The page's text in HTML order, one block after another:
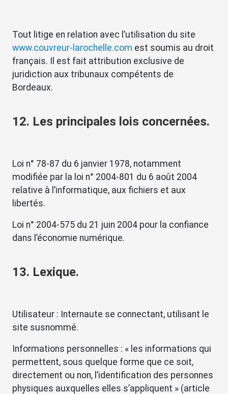
Tout litige en relation avec l’utilisation du site
www.couvreur-larochelle.com est soumis au droit
français. Il est fait attribution exclusive de
juridiction aux tribunaux compétents de
Bordeaux.
12. Les principales lois concernées.
Loi n° 78-87 du 6 janvier 1978, notamment
modifiée par la loi n° 2004-801 du 6 août 2004
relative à l’informatique, aux fichiers et aux
libertés.
Loi n° 2004-575 du 21 juin 2004 pour la confiance
dans l’économie numérique.
13. Lexique.
Utilisateur : Internaute se connectant, utilisant le
site susnommé.
Informations personnelles : « les informations qui
permettent, sous quelque forme que ce soit,
directement ou non, l’identification des personnes
physiques auxquelles elles s’appliquent » (article